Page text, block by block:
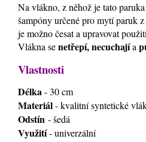
Na vlákno, z něhož je tato
šampóny určené pro mytí paruk
je možno česat a upravovat
Vlákna senetřepí, necuchajía
Vlastnosti
Délka- 30 cm
Materiál- kvalitní syntetické
Odstín - šedá
Využití- univerzální